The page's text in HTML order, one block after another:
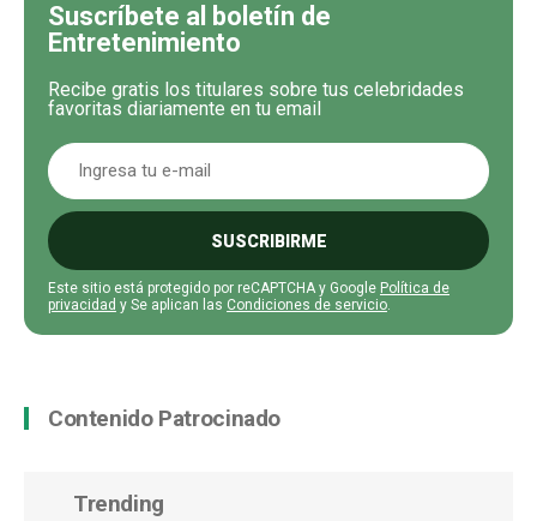
Suscríbete al boletín de
Entretenimiento
Recibe gratis los titulares sobre tus celebridades
favoritas diariamente en tu email
SUSCRIBIRME
Este sitio está protegido por reCAPTCHA y Google Política de
privacidad y Se aplican las Condiciones de servicio.
Contenido Patrocinado
Trending